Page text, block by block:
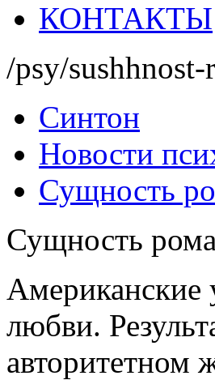
КОНТАКТЫ
/psy/
Синтон
Новости
Сущность
Сущность
Американские
любви.
авторитетном